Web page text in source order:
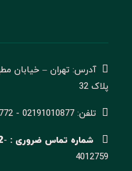
آدرس: تهران – خیابان
پلاک 32
تلفن: 02191010877 - 02154772
شماره تماس ضروری : -
4012759